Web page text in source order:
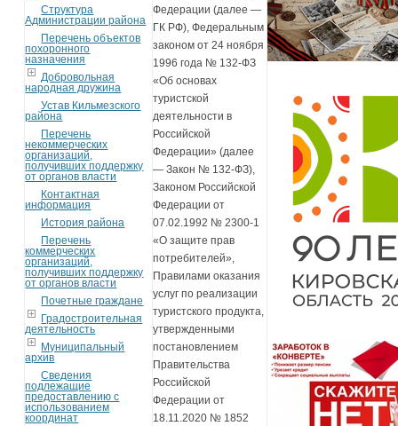
Структура
Администрации района
Перечень объектов
похоронного
назначения
Добровольная
народная дружина
Устав Кильмезского
района
Перечень
некоммерческих
организаций,
получивших поддержку
от органов власти
Контактная
информация
История района
Перечень
коммерческих
организаций,
получивших поддержку
от органов власти
Почетные граждане
Градостроительная
деятельность
Муниципальный
архив
Сведения
подлежащие
предоставлению с
использованием
координат
Федерации (далее —
ГК РФ), Федеральным
законом от 24 ноября
1996 года № 132-ФЗ
«Об основах
туристской
деятельности в
Российской
Федерации» (далее
— Закон № 132-ФЗ),
Законом Российской
Федерации от
07.02.1992 № 2300-1
«О защите прав
потребителей»,
Правилами оказания
услуг по реализации
туристского продукта,
утвержденными
постановлением
Правительства
Российской
Федерации от
18.11.2020 № 1852